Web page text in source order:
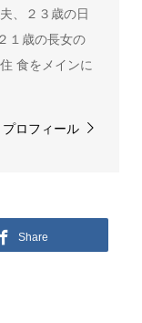
、２３歳の日
１歳の長女の
食をメインに
プロフィール
Share